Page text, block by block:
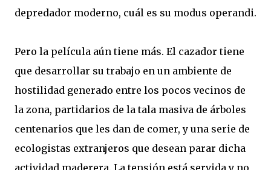
depredador moderno, cuál es su modus operandi.
Pero la película aún tiene más. El cazador tiene
que desarrollar su trabajo en un ambiente de
hostilidad generado entre los pocos vecinos de
la zona, partidarios de la tala masiva de árboles
centenarios que les dan de comer, y una serie de
ecologistas extranjeros que desean parar dicha
actividad maderera. La tensión está servida y no